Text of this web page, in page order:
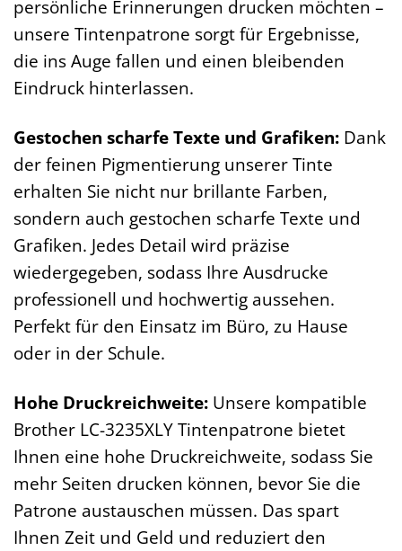
persönliche Erinnerungen drucken möchten –
unsere Tintenpatrone sorgt für Ergebnisse,
die ins Auge fallen und einen bleibenden
Eindruck hinterlassen.
Gestochen scharfe Texte und Grafiken: Dank
der feinen Pigmentierung unserer Tinte
erhalten Sie nicht nur brillante Farben,
sondern auch gestochen scharfe Texte und
Grafiken. Jedes Detail wird präzise
wiedergegeben, sodass Ihre Ausdrucke
professionell und hochwertig aussehen.
Perfekt für den Einsatz im Büro, zu Hause
oder in der Schule.
Hohe Druckreichweite: Unsere kompatible
Brother LC-3235XLY Tintenpatrone bietet
Ihnen eine hohe Druckreichweite, sodass Sie
mehr Seiten drucken können, bevor Sie die
Patrone austauschen müssen. Das spart
Ihnen Zeit und Geld und reduziert den